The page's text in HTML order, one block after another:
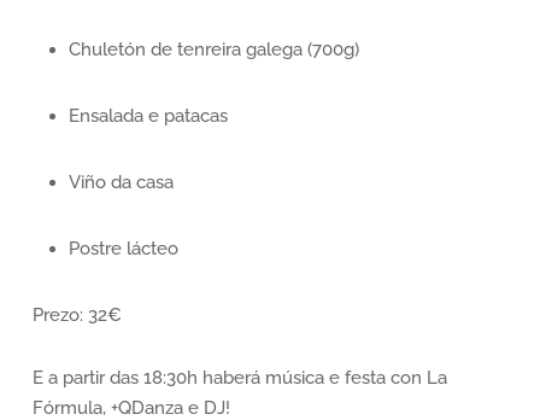
Chuletón de tenreira galega (700g)
Ensalada e patacas
Viño da casa
Postre lácteo
Prezo: 32€
E a partir das 18:30h haberá música e festa con La
Fórmula, +QDanza e DJ!